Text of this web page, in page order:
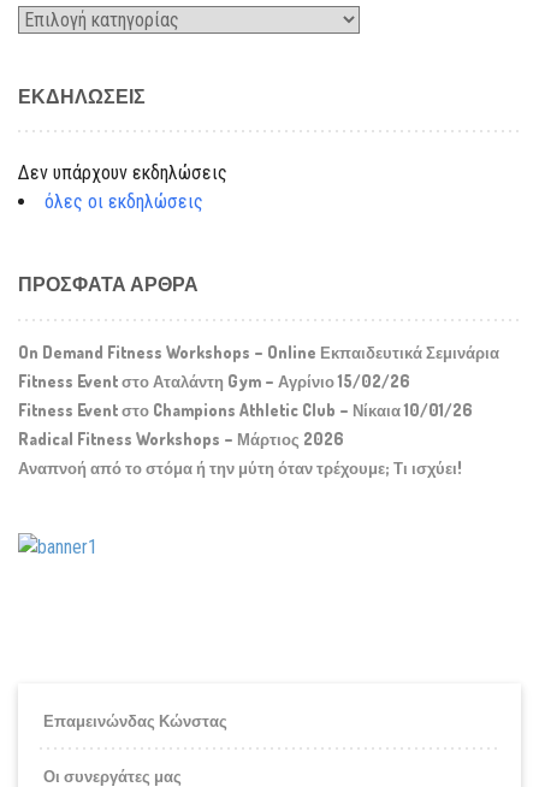
Kατηγορίες
ΕΚΔΗΛΏΣΕΙΣ
Δεν υπάρχουν εκδηλώσεις
όλες οι εκδηλώσεις
ΠΡΌΣΦΑΤΑ ΆΡΘΡΑ
On Demand Fitness Workshops – Online Εκπαιδευτικά Σεμινάρια
Fitness Event στο Αταλάντη Gym – Αγρίνιο 15/02/26
Fitness Event στο Champions Athletic Club – Νίκαια 10/01/26
Radical Fitness Workshops – Μάρτιος 2026
Αναπνοή από το στόμα ή την μύτη όταν τρέχουμε; Τι ισχύει!
Επαμεινώνδας Κώνστας
Οι συνεργάτες μας